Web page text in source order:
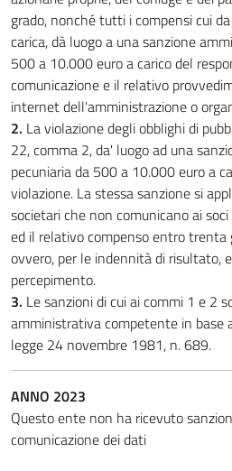
grado, nonché tutti i compensi cui
carica, dà luogo a una sanzione
500 a 10.000 euro a carico del
comunicazione e il relativo
internet dell'amministrazione o
2. La violazione degli obblighi di
22, comma 2, da' luogo ad una
pecuniaria da 500 a 10.000 euro a
violazione. La stessa sanzione si
societari che non comunicano ai
ed il relativo compenso entro
ovvero, per le indennità di risultato,
percepimento.
3. Le sanzioni di cui ai commi 1 e 2
amministrativa competente in base
legge 24 novembre 1981, n. 689.
ANNO 2023
Questo ente non ha ricevuto
comunicazione dei dati